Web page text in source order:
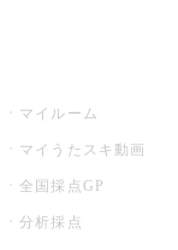
マイルーム
マイうたスキ動画
全国採点GP
分析採点